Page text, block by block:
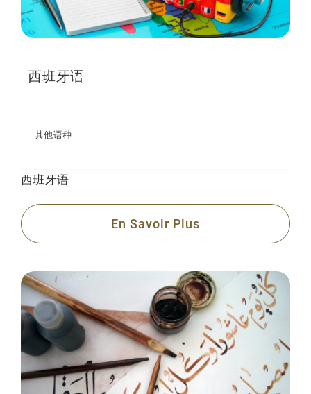
西班牙语
其他语种
西班牙语
En Savoir Plus